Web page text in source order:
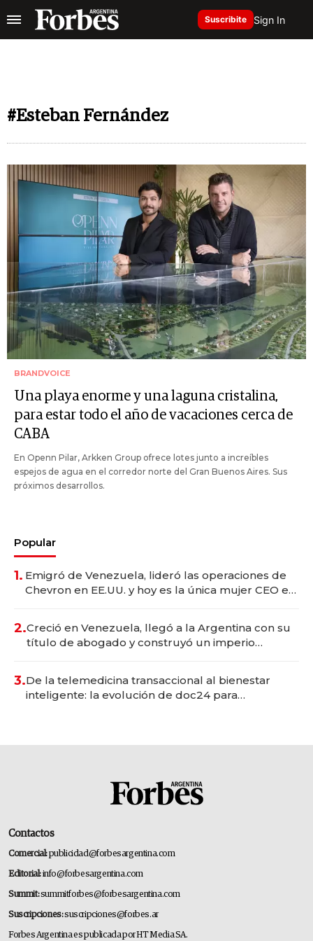
Suscribite Sign In
#Esteban Fernández
BRANDVOICE
Una playa enorme y una laguna cristalina,
para estar todo el año de vacaciones cerca de
CABA
En Openn Pilar, Arkken Group ofrece lotes junto a increíbles
espejos de agua en el corredor norte del Gran Buenos Aires. Sus
próximos desarrollos.
Popular
1. Emigró de Venezuela, lideró las operaciones de
Chevron en EE.UU. y hoy es la única mujer CEO en
2.Creció en Venezuela, llegó a la Argentina con su
título de abogado y construyó un imperio
3.De la telemedicina transaccional al bienestar
inteligente: la evolución de doc24 para
Contactos
Comercial:publicidad@forbesargentina.com
Editorial:info@forbesargentina.com
Summit:summitforbes@forbesargentina.com
Suscripciones:suscripciones@forbes.ar
Forbes Argentina es publicada por HT Media SA.